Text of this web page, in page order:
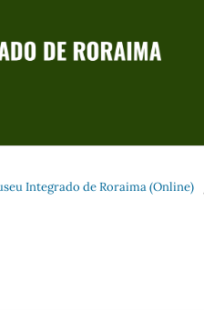
Integrado de Roraima (Online)